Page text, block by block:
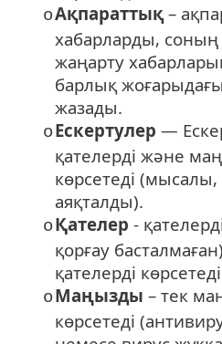
oАқпараттық–
хабарларды, соның
жаңарту
барлық
жазады.
oЕскертулер —
қателерді және
көрсетеді (мысалы,
аяқталды).
oҚателер -
қорғау
қателерді
oМаңызды – тек
көрсетеді